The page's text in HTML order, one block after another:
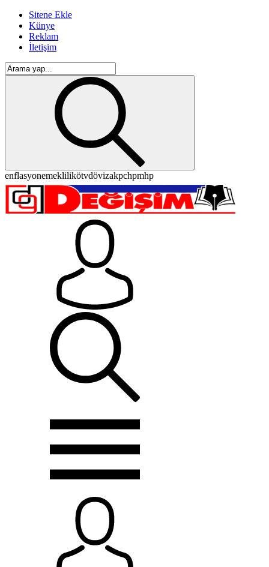
Sitene Ekle
Künye
Reklam
İletişim
enflasyonemeklilikötvdövizakpchpmhp